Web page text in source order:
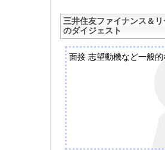
三井住友ファイナンス＆
のダイジェスト
面接 志望動機など一般的